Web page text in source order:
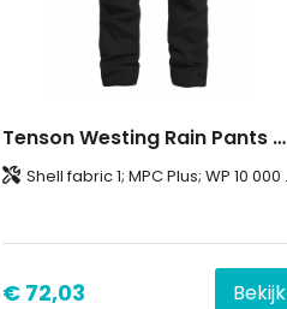
Tenson Westing Rain Pants Women
Shell fabric 1; MPC Plus; WP 10 000 mm; MP 5 000 g/m2/24h; PFC-free water repellent finish; 100% Recycled Polyester ;Lining; 100% Polyester
€ 72,03 Bekijk